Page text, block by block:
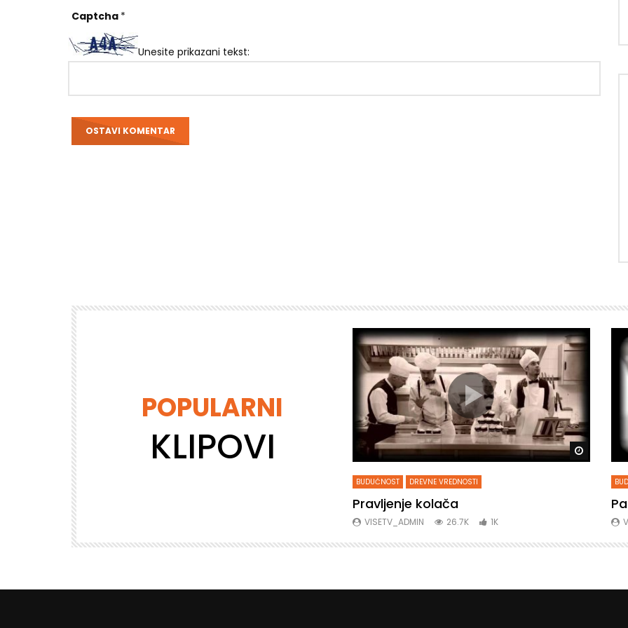
Captcha *
Unesite prikazani tekst:
POPULARNI
KLIPOVI
Gledaj kasnije Gledaj kasnije Gledaj
BUDUĆNOST DREVNE VREDNOSTI
Pravljenje kolača
VISETV_ADMIN 26.7K 1K